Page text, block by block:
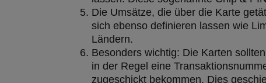
Die Umsätze, die über die Karte
sich ebenso definieren lassen wie
Ländern.
Besonders wichtig: Die Karten
in der Regel eine
zugeschickt bekommen. Dies